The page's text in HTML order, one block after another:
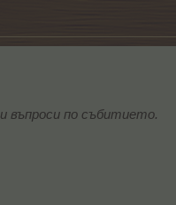
въпроси по събитието.